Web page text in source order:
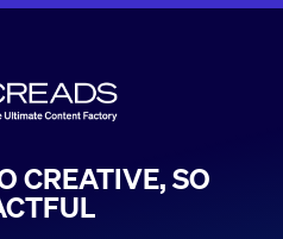
CREATIVE, SO